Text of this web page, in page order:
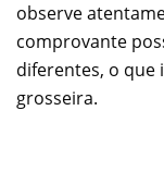
observe
comprovante
diferentes, o que
grosseira.